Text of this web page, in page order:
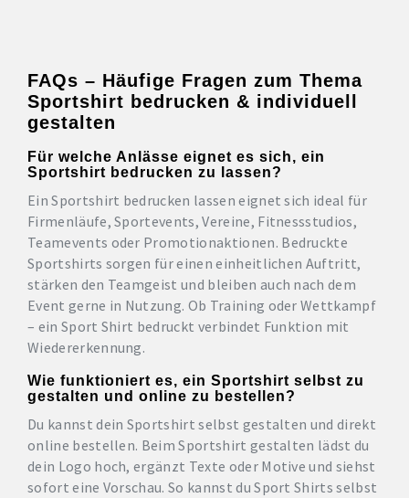
FAQs – Häufige Fragen zum Thema
Sportshirt bedrucken & individuell
gestalten
Für welche Anlässe eignet es sich, ein
Sportshirt bedrucken zu lassen?
Ein Sportshirt bedrucken lassen eignet sich ideal für
Firmenläufe, Sportevents, Vereine, Fitnessstudios,
Teamevents oder Promotionaktionen. Bedruckte
Sportshirts sorgen für einen einheitlichen Auftritt,
stärken den Teamgeist und bleiben auch nach dem
Event gerne in Nutzung. Ob Training oder Wettkampf
– ein Sport Shirt bedruckt verbindet Funktion mit
Wiedererkennung.
Wie funktioniert es, ein Sportshirt selbst zu
gestalten und online zu bestellen?
Du kannst dein Sportshirt selbst gestalten und direkt
online bestellen. Beim Sportshirt gestalten lädst du
dein Logo hoch, ergänzt Texte oder Motive und siehst
sofort eine Vorschau. So kannst du Sport Shirts selbst